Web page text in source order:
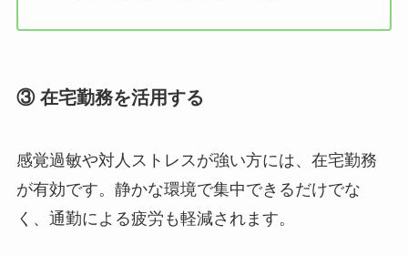
③ 在宅勤務を活用する
感覚過敏や対人ストレスが強い方には、在宅勤務
が有効です。静かな環境で集中できるだけでな
く、通勤による疲労も軽減されます。